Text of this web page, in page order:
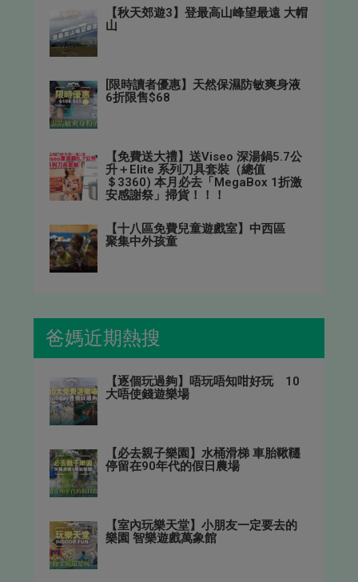
【秋天郊遊3】登最高山峰望最遠 大帽
山
[限時讀者優惠】天然保濕防敏爽身液
6折限售$68
【免費送大禮】送Viseo 深湯鍋5.7公
升＋Elite 系列刀具套裝（總值
＄3360) 本月必去「MegaBox 1折激
安感謝祭」掃貨！！！
【十八區免費兒童遊戲室】中西區
聚集中外孩童
爸媽近期熱搜
【逐個玩過夠】唔玩唔知咁好玩 10
大唔使錢遊樂場
【必去親子樂園】水桶滑梯 車胎鞦韆
停留在90年代的假日農場
【室內玩樂天堂】小朋友一定要去的
樂園 智樂遊戲萬象館